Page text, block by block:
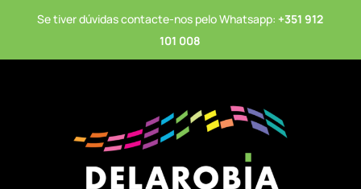
Se tiver dúvidas contacte-nos pelo Whatsapp: +351 912
101 008